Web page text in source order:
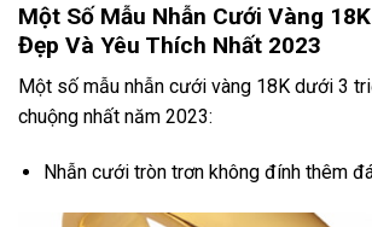
Một Số Mẫu Nhẫn Cưới Vàng
Đẹp Và Yêu Thích Nhất 2023
Một số mẫu nhẫn cưới vàng 18K dưới 3
chuộng nhất năm 2023:
Nhẫn cưới tròn trơn không đính thêm